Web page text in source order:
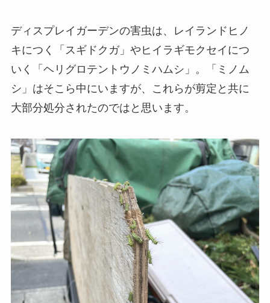
ディスプレイガーデンの害虫は、レイランドヒノ
キにつく「スギドクガ」やヒイラギモクセイにつ
いく「ヘリグロテントウノミハムシ」。「ミノム
シ」はそこら中にいますが、これらが剪定と共に
大部分処分されたのではと思います。